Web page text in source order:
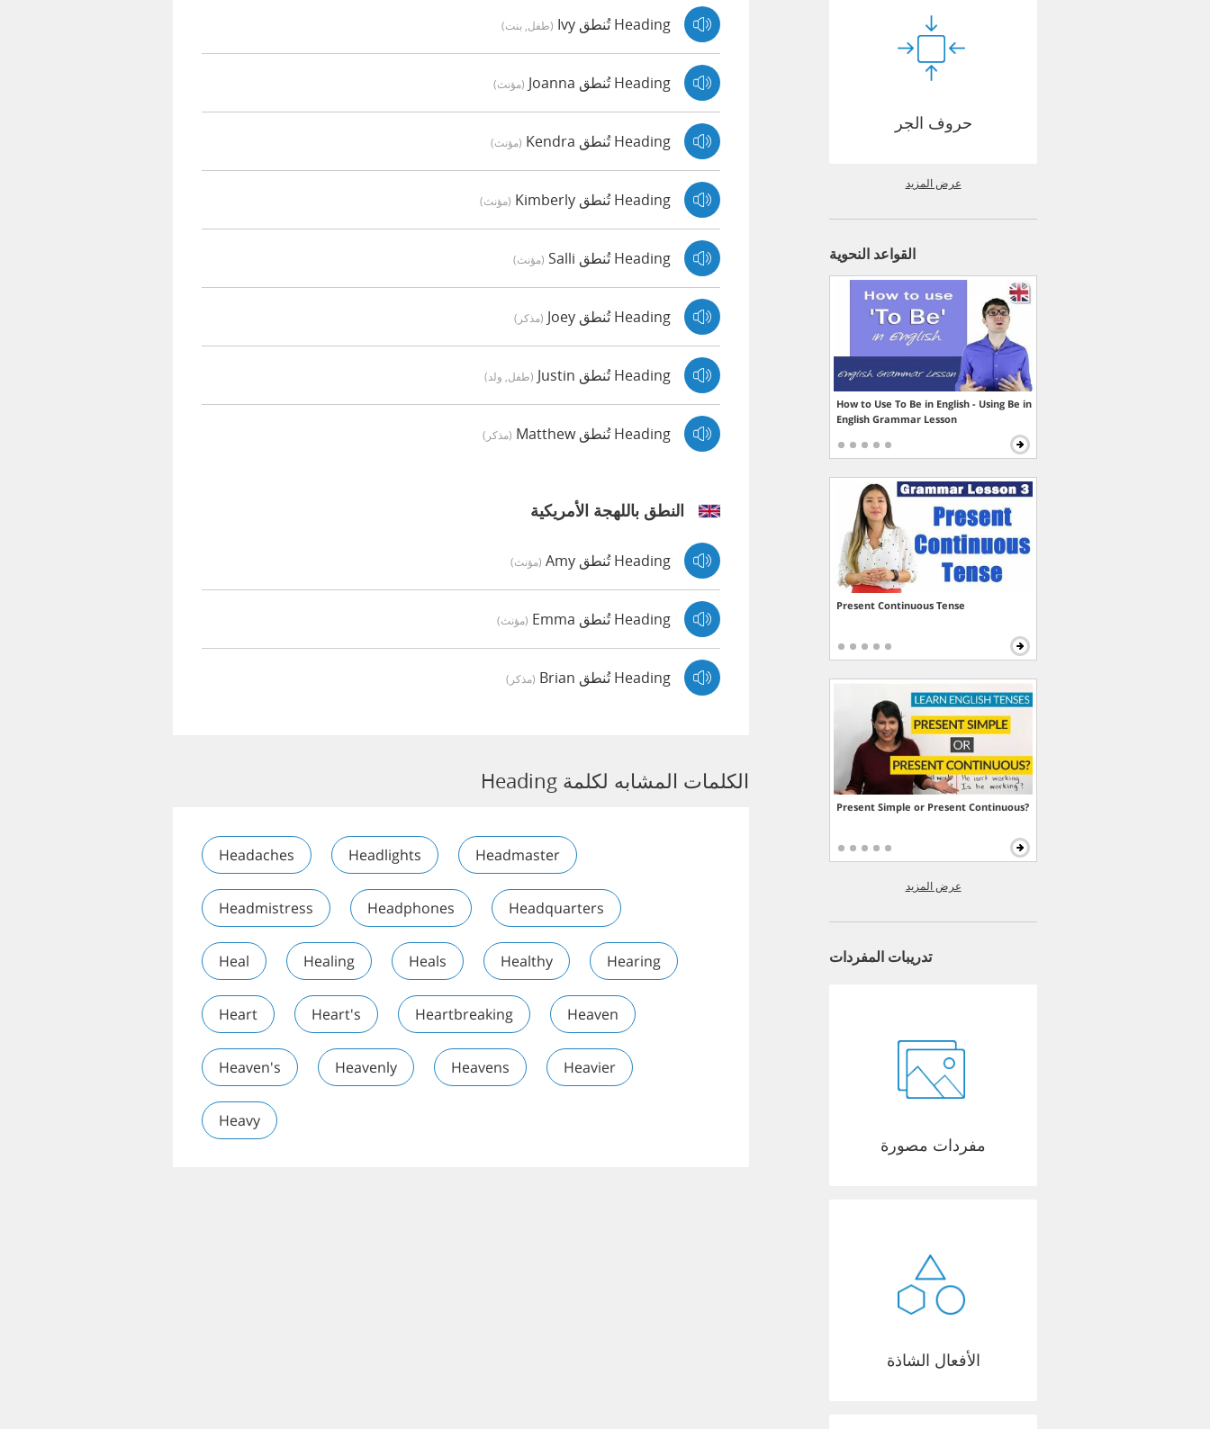
Heading تُنطق Ivy (طفل, بنت)
Heading تُنطق Joanna (مؤنث)
Heading تُنطق Kendra (مؤنث)
Heading تُنطق Kimberly (مؤنث)
Heading تُنطق Salli (مؤنث)
Heading تُنطق Joey (مذكر)
Heading تُنطق Justin (طفل, ولد)
Heading تُنطق Matthew (مذكر)
النطق باللهجة الأمريكية
Heading تُنطق Amy (مؤنث)
Heading تُنطق Emma (مؤنث)
Heading تُنطق Brian (مذكر)
الكلمات المشابه لكلمة Heading
Headaches Headlights Headmaster
Headmistress Headphones Headquarters
Heal Healing Heals Healthy Hearing
Heart Heart's Heartbreaking Heaven
Heaven's Heavenly Heavens Heavier
Heavy
حروف الجر
عرض المزيد
القواعد النحوية
How to Use To Be in English - Using Be in
English Grammar Lesson
Present Continuous Tense
Present Simple or Present Continuous?
عرض المزيد
تدريبات المفردات
مفردات مصورة
الأفعال الشاذة